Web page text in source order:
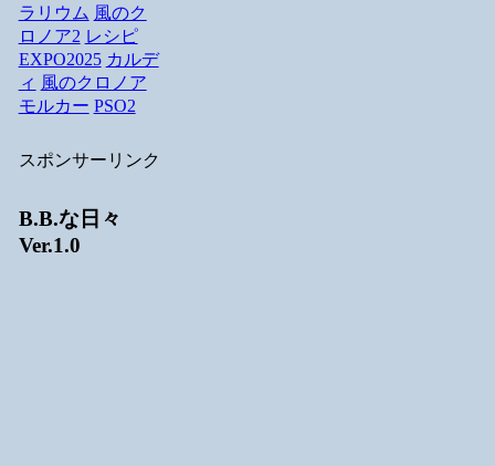
ラリウム 風のク
ロノア2 レシピ
EXPO2025 カルデ
ィ 風のクロノア
モルカー PSO2
スポンサーリンク
B.B.な日々
Ver.1.0